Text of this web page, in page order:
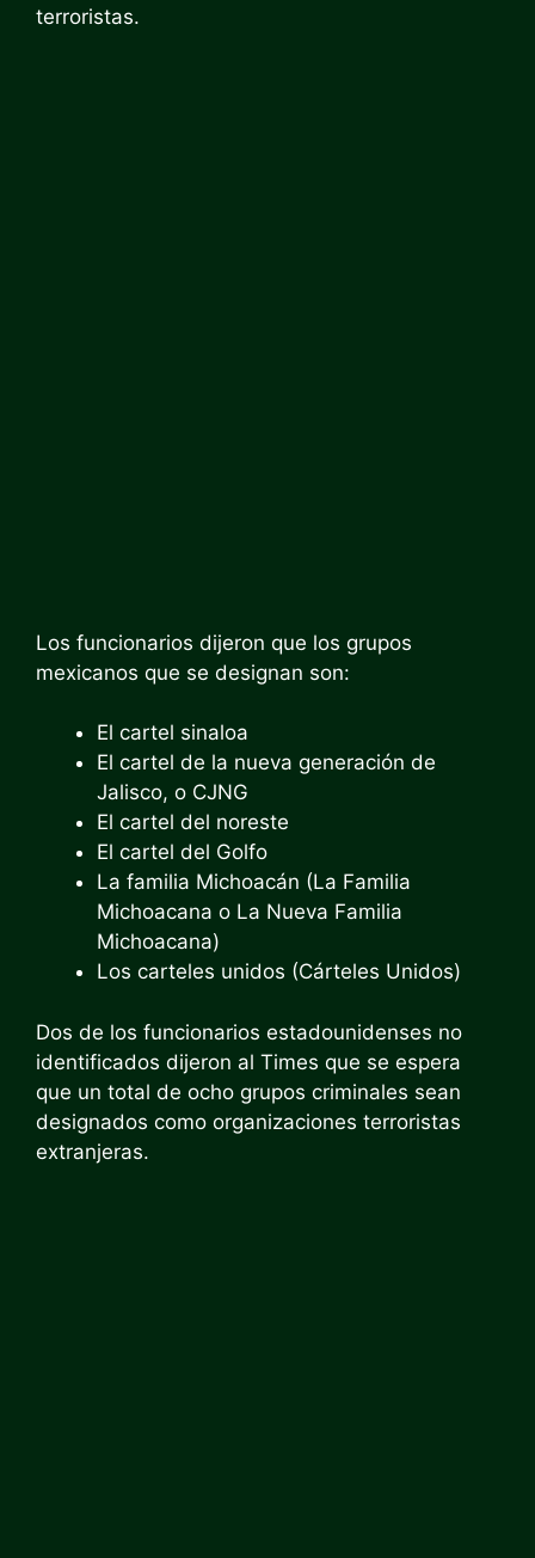
terroristas.
Los funcionarios dijeron que los grupos
mexicanos que se designan son:
El cartel sinaloa
El cartel de la nueva generación de
Jalisco, o CJNG
El cartel del noreste
El cartel del Golfo
La familia Michoacán (La Familia
Michoacana o La Nueva Familia
Michoacana)
Los carteles unidos (Cárteles Unidos)
Dos de los funcionarios estadounidenses no
identificados dijeron al Times que se espera
que un total de ocho grupos criminales sean
designados como organizaciones terroristas
extranjeras.